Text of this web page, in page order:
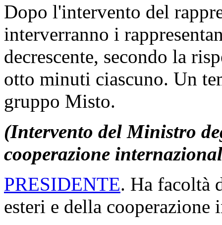
Dopo l'intervento del
interverranno i
decrescente, secondo la
otto minuti ciascuno. Un
gruppo Misto.
(Intervento del Ministro
cooperazione
PRESIDENTE. Ha facoltà
esteri e della